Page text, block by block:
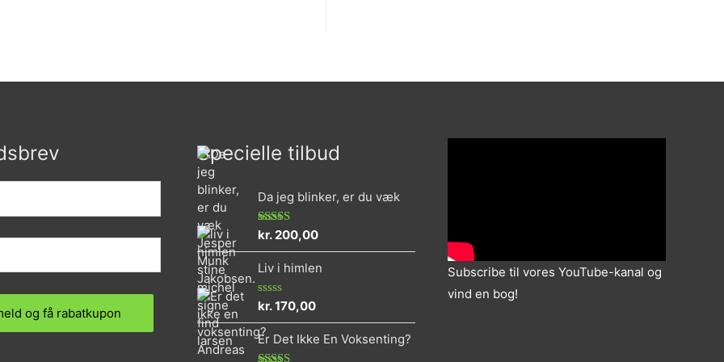
Specielle tilbud
Da jeg blinker, er du væk
Vurderet
ud af 5
kr. 200,00
Liv i himlen
Vurderet
ud
af
5
kr.170,00
Er Det Ikke En Voksenting?
Subscribe til vores YouTube-kanal og
vind en bog!